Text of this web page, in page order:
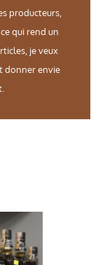
producteurs,
qui rend un
je veux
donner envie